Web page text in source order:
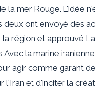
la mer Rouge. L'idée
deux ont envoyé des
la région et approuvé
Avec la marine
agir comme garant
l'Iran et d'inciter la